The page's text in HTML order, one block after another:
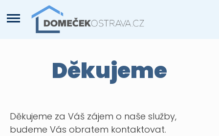
Děkujeme
Děkujeme za Váš zájem o naše služby,
budeme Vás obratem kontaktovat.